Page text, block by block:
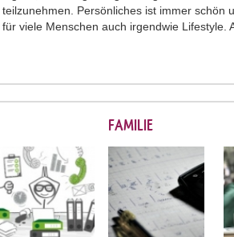
teilzunehmen. Persönliches ist immer schön
für viele Menschen auch irgendwie Lifestyle.
FAMILIE